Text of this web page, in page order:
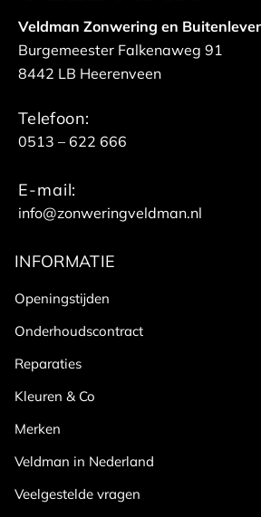
Veldman Zonwering en
Burgemeester Falkenaweg 91
8442 LB Heerenveen
Telefoon:
0513 – 622 666
E-mail:
info@zonweringveldman.nl
INFORMATIE
Openingstijden
Onderhoudscontract
Reparaties
Kleuren & Co
Merken
Veldman in Nederland
Veelgestelde vragen